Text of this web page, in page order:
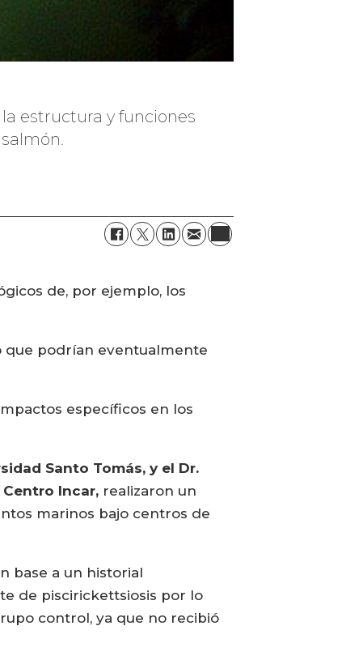
estructura y funciones
de, por ejemplo, los
que podrían eventualmente
específicos en los
Santo Tomás, y el Dr.
Incar, realizaron un
marinos bajo centros de
base a un historial
de piscirickettsiosis por lo
control, ya que no recibió